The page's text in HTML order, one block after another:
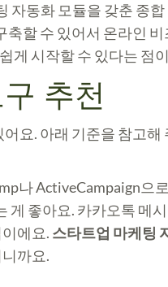
자동화 모듈을 갖춘 종
할 수 있어서 온라인
게 시작할 수 있다는 점
추천
어요. 아래 기준을 참고해
나 ActiveCampaign으
게 좋아요. 카카오톡 메
에요. 스타트업 마케팅
까요.